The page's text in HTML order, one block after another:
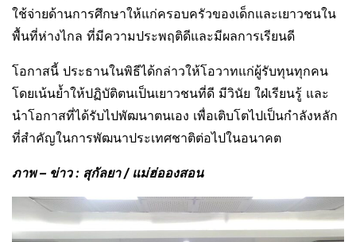
ใช้จ่ายด้านการศึกษาให้แก่ครอบครัวของเด็กและเยาวชนใน
พื้นที่ห่างไกล ที่มีความประพฤติดีและมีผลการเรียนดี
โอกาสนี้ ประธานในพิธีได้กล่าวให้โอวาทแก่ผู้รับทุนทุกคน
โดยเน้นย้ำให้ปฏิบัติตนเป็นเยาวชนที่ดี มีวินัย ใฝ่เรียนรู้ และ
นำโอกาสที่ได้รับไปพัฒนาตนเอง เพื่อเติบโตไปเป็นกำลังหลัก
ที่สำคัญในการพัฒนาประเทศชาติต่อไปในอนาคต
ภาพ – ข่าว : สุกัลยา / แม่ฮ่อองสอน